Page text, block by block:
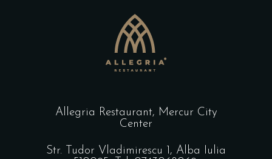
Allegria Restaurant, Mercur City
Center
Str. Tudor Vladimirescu 1, Alba Iulia